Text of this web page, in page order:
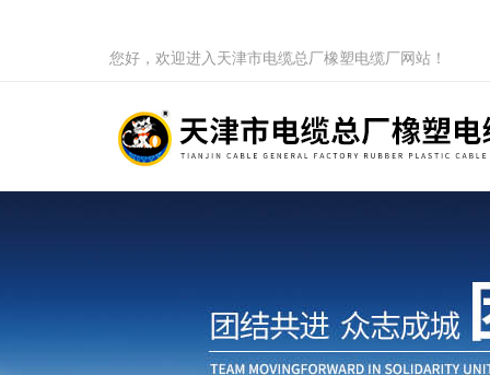
您好，欢迎进入天津市电缆总厂橡塑电缆厂网站！